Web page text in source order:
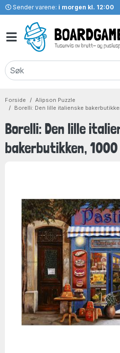
Sender varene: i morgen kl. 12:00
Forside
Alipson Puzzle
Borelli: Den lille italienske
Borelli: Den lille
bakerbutikken,